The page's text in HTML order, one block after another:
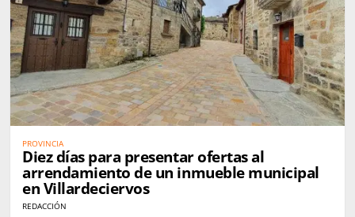
PROVINCIA
Diez días para presentar ofertas al
arrendamiento de un inmueble municipal
en Villardeciervos
REDACCIÓN